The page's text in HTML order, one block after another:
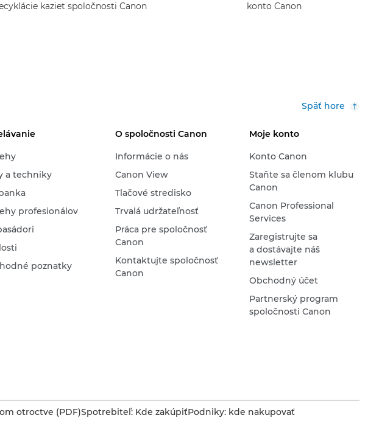
kaziet spoločnosti Canon
konto Canon
Späť hore
a techniky
profesionálov
poznatky
O spoločnosti Canon
Informácie o nás
Canon View
Tlačové stredisko
Trvalá udržateľnosť
Práca pre spoločnosť
Canon
Kontaktujte spoločnosť
Canon
Moje konto
Konto Canon
Staňte sa členom klubu
Canon
Canon Professional
Services
Zaregistrujte sa
a dostávajte náš
newsletter
Obchodný účet
Partnerský program
spoločnosti Canon
otroctve (PDF)Spotrebiteľ: Kde zakúpiťPodniky: kde nakupovať